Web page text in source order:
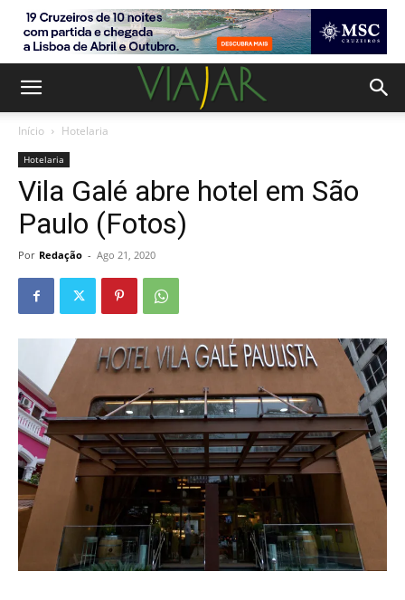
Início Hotelaria
Hotelaria
Vila Galé abre hotel em São
Paulo (Fotos)
Por Redação - Ago 21, 2020